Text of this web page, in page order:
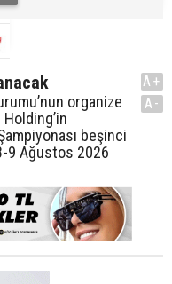
organize
beşinci
9 Ağustos 2026
A+
A-